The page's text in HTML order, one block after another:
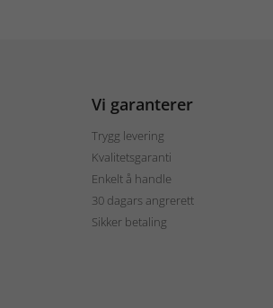
Vi garanterer
Trygg levering
Kvalitetsgaranti
Enkelt å handle
30 dagars angrerett
Sikker betaling